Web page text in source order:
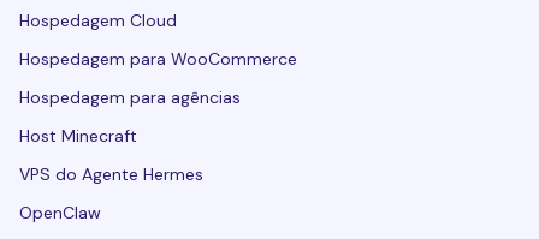
Hospedagem Cloud
Hospedagem para WooCommerce
Hospedagem para agências
Host Minecraft
VPS do Agente Hermes
OpenClaw